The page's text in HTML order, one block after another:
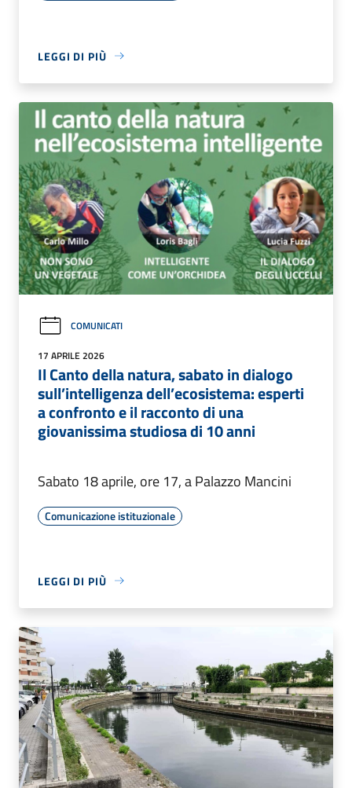
LEGGI DI PIÙ
COMUNICATI
17 APRILE 2026
Il Canto della natura, sabato in dialogo
sull’intelligenza dell’ecosistema: esperti
a confronto e il racconto di una
giovanissima studiosa di 10 anni
Sabato 18 aprile, ore 17, a Palazzo Mancini
Comunicazione istituzionale
LEGGI DI PIÙ